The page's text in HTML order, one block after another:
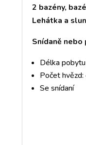
2 bazény,
Lehátka a
Snídaně
Délka
Počet hvězd:
Se snídaní